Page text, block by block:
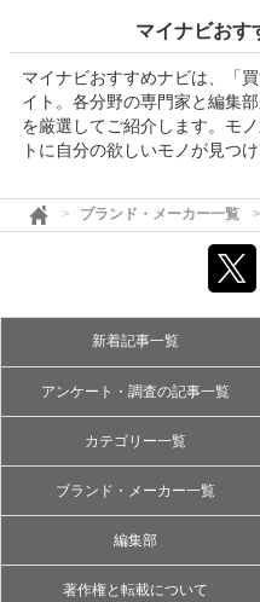
マイナビおす
マイナビおすすめナビは、「
イト。各分野の専門家と編集
を厳選してご紹介します。モ
トに自分の欲しいモノが見つけ
ブランド・メーカー一覧
新着記事一覧
アンケート・調査の記事一覧
カテゴリー一覧
ブランド・メーカー一覧
編集部
著作権と転載について